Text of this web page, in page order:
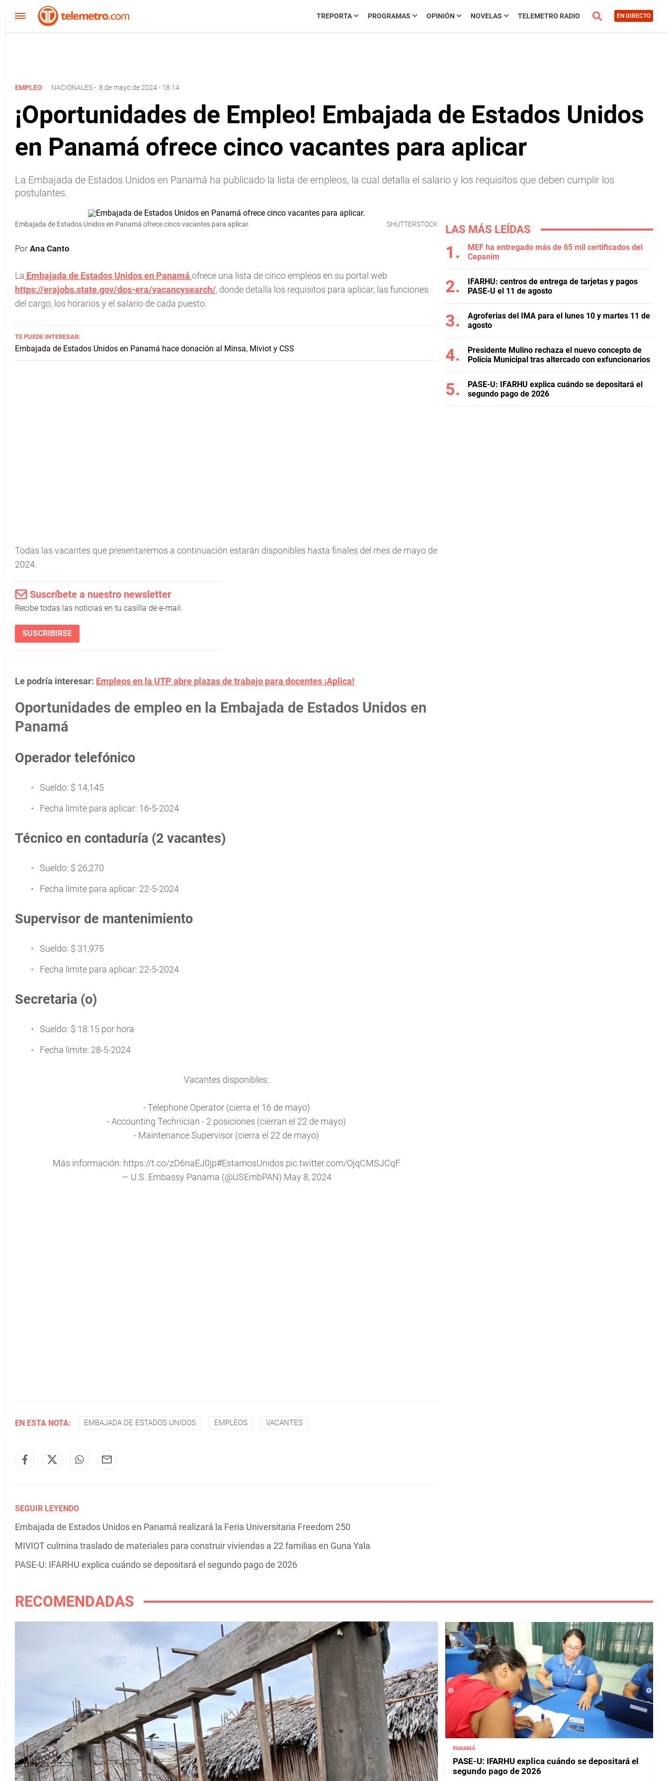
TREPORTA PROGRAMAS OPINIÓN NOVELAS TELEMETRO RADIO EN DIRECTO
EMPLEO NACIONALES- 8 de mayo de 2024 - 18:14
¡Oportunidades de Empleo! Embajada de Estados Unidos
en Panamá ofrece cinco vacantes para aplicar
La Embajada de Estados Unidos en Panamá ha publicado la lista de empleos, la cual detalla el salario y los requisitos que deben cumplir los
postulantes.
Embajada de Estados Unidos en Panamá ofrece cinco vacantes para aplicar. SHUTTERSTOCK
Por Ana Canto
La Embajada de Estados Unidos en Panamá ofrece una lista de cinco empleos en su portal web
https://erajobs.state.gov/dos-era/vacancysearch/, donde detalla los requisitos para aplicar, las funciones
del cargo, los horarios y el salario de cada puesto.
TE PUEDE INTERESAR:
Embajada de Estados Unidos en Panamá hace donación al Minsa, Miviot y CSS
Todas las vacantes que presentaremos a continuación estarán disponibles hasta finales del mes de mayo de
2024.
Suscríbete a nuestro newsletter
Recibe todas las noticias en tu casilla de e-mail.
SUSCRIBIRSE
Le podría interesar: Empleos en la UTP abre plazas de trabajo para docentes ¡Aplica!
Oportunidades de empleo en la Embajada de Estados Unidos en
Panamá
Operador telefónico
Sueldo: $ 14,145
Fecha límite para aplicar: 16-5-2024
Técnico en contaduría (2 vacantes)
Sueldo: $ 26,270
Fecha límite para aplicar: 22-5-2024
Supervisor de mantenimiento
Sueldo: $ 31,975
Fecha límite para aplicar: 22-5-2024
Secretaria (o)
Sueldo: $ 18.15 por hora
Fecha límite: 28-5-2024
Vacantes disponibles:
- Telephone Operator (cierra el 16 de mayo)
- Accounting Technician - 2 posiciones (cierran el 22 de mayo)
- Maintenance Supervisor (cierra el 22 de mayo)
Más información: https://t.co/zD6naEJ0jp#EstamosUnidos pic.twitter.com/OjqCMSJCqF
— U.S. Embassy Panama (@USEmbPAN) May 8, 2024
EN ESTA NOTA: EMBAJADA DE ESTADOS UNIDOS EMPLEOS VACANTES
SEGUIR LEYENDO
Embajada de Estados Unidos en Panamá realizará la Feria Universitaria Freedom 250
MIVIOT culmina traslado de materiales para construir viviendas a 22 familias en Guna Yala
PASE-U: IFARHU explica cuándo se depositará el segundo pago de 2026
LAS MÁS LEÍDAS
MEF ha entregado más de 65 mil certificados del
Cepanim
IFARHU: centros de entrega de tarjetas y pagos
PASE-U el 11 de agosto
Agroferias del IMA para el lunes 10 y martes 11 de
agosto
Presidente Mulino rechaza el nuevo concepto de
Policía Municipal tras altercado con exfuncionarios
PASE-U: IFARHU explica cuándo se depositará el
segundo pago de 2026
RECOMENDADAS
PANAMÁ
PASE-U: IFARHU explica cuándo se depositará el
segundo pago de 2026